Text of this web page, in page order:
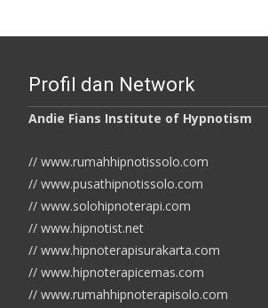
Profil dan Network
Andie Fians Institute of Hypnotism
// www.rumahhipnotissolo.com
// www.pusathipnotissolo.com
// www.solohipnoterapi.com
// www.hipnotist.net
// www.hipnoterapisurakarta.com
// www.hipnoterapicemas.com
// www.rumahhipnoterapisolo.com